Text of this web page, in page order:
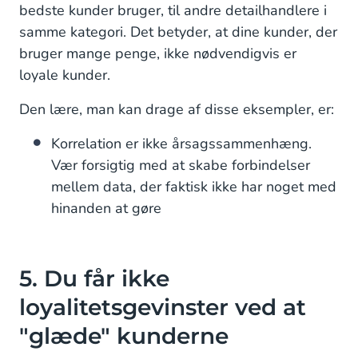
bedste kunder bruger, til andre detailhandlere i
samme kategori. Det betyder, at dine kunder, der
bruger mange penge, ikke nødvendigvis er
loyale kunder.
Den lære, man kan drage af disse eksempler, er:
Korrelation er ikke årsagssammenhæng.
Vær forsigtig med at skabe forbindelser
mellem data, der faktisk ikke har noget med
hinanden at gøre
5. Du får ikke
loyalitetsgevinster ved at
"glæde" kunderne